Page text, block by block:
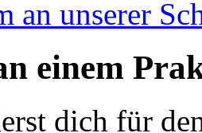
an unserer
einem
dich für